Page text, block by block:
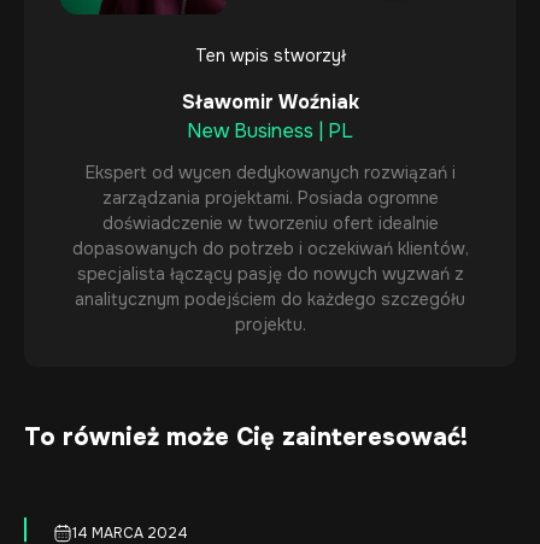
Ten wpis stworzył
Sławomir Woźniak
New Business | PL
Ekspert od wycen dedykowanych rozwiązań i
zarządzania projektami. Posiada ogromne
doświadczenie w tworzeniu ofert idealnie
dopasowanych do potrzeb i oczekiwań klientów,
specjalista łączący pasję do nowych wyzwań z
analitycznym podejściem do każdego szczegółu
projektu.
To również może Cię zainteresować!
14 MARCA 2024